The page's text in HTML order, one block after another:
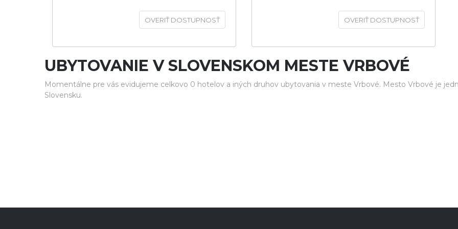
OVERIŤ DOSTUPNOSŤ OVERIŤ DOSTUPNOSŤ
UBYTOVANIE V SLOVENSKOM MESTE VRBOVÉ
Momentálne pre vás evidujeme celkovo 0 hotelov a iných druhov ubytovania v meste Vrbové. Mesto Vrbové je
Slovensku.